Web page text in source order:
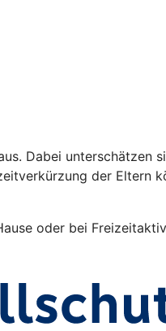
Dabei unterschätzen
der Eltern
oder bei